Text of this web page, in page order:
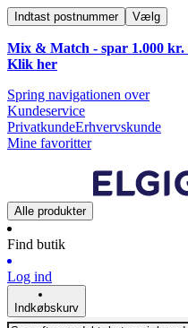
Indtast postnummer Vælg
Mix & Match - spar 1.000
Klik her
Spring navigationen over
Kundeservice
PrivatkundeErhvervskunde
Mine favoritter
Alle produkter
Find butik
Log ind
Indkøbskurv